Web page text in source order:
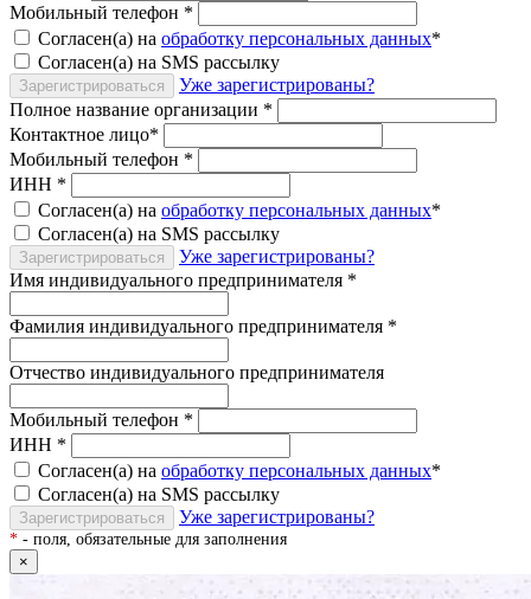
Мобильный телефон *
Согласен(а) на обработку персональных данных*
Согласен(а) на SMS рассылку
Зарегистрироваться
Уже зарегистрированы?
Полное название организации *
Контактное лицо*
Мобильный телефон *
ИНН *
Согласен(а) на обработку персональных данных*
Согласен(а) на SMS рассылку
Зарегистрироваться
Уже зарегистрированы?
Имя индивидуального предпринимателя *
Фамилия индивидуального предпринимателя *
Отчество индивидуального предпринимателя
Мобильный телефон *
ИНН *
Согласен(а) на обработку персональных данных*
Согласен(а) на SMS рассылку
Зарегистрироваться Уже зарегистрированы?
* - поля, обязательные для заполнения
×